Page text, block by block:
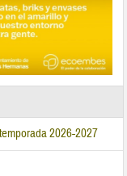
2026-2027